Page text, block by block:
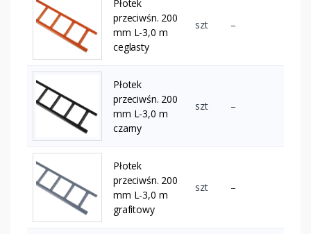
Płotek
przeciwśn. 200
mm L-3,0 m
ceglasty
szt –
Płotek
przeciwśn. 200
mm L-3,0 m
czarny
szt –
Płotek
przeciwśn. 200
mm L-3,0 m
grafitowy
szt –